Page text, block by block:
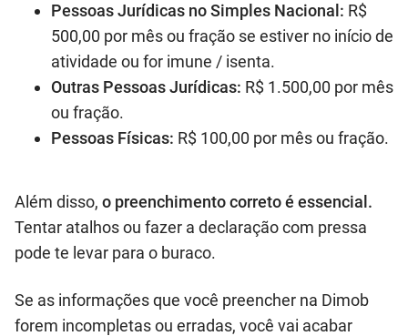
Pessoas Jurídicas no Simples Nacional: R$
500,00 por mês ou fração se estiver no início de
atividade ou for imune / isenta.
Outras Pessoas Jurídicas: R$ 1.500,00 por mês
ou fração.
Pessoas Físicas: R$ 100,00 por mês ou fração.
Além disso, o preenchimento correto é essencial.
Tentar atalhos ou fazer a declaração com pressa
pode te levar para o buraco.
Se as informações que você preencher na Dimob
forem incompletas ou erradas, você vai acabar